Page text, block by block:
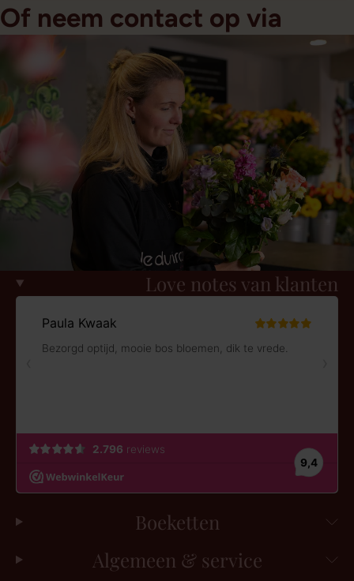
Of neem contact op via
Love notes van klanten
Boeketten
Algemeen & service